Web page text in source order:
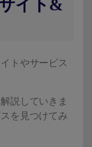
イト&
トやサービス
説していきま
を見つけてみ